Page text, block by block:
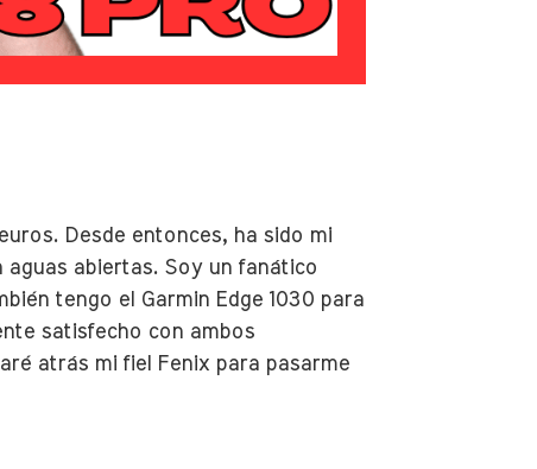
Desde entonces, ha sido mi
abiertas. Soy un fanático
tengo el Garmin Edge 1030 para
satisfecho con ambos
atrás mi fiel Fenix para pasarme